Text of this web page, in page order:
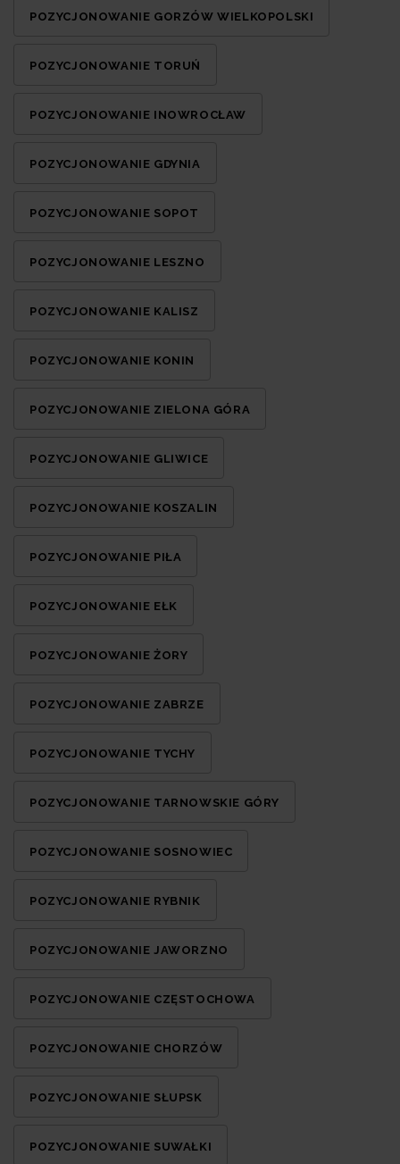
POZYCJONOWANIE GORZÓW WIELKOPOLSKI
POZYCJONOWANIE TORUŃ
POZYCJONOWANIE INOWROCŁAW
POZYCJONOWANIE GDYNIA
POZYCJONOWANIE SOPOT
POZYCJONOWANIE LESZNO
POZYCJONOWANIE KALISZ
POZYCJONOWANIE KONIN
POZYCJONOWANIE ZIELONA GÓRA
POZYCJONOWANIE GLIWICE
POZYCJONOWANIE KOSZALIN
POZYCJONOWANIE PIŁA
POZYCJONOWANIE EŁK
POZYCJONOWANIE ŻORY
POZYCJONOWANIE ZABRZE
POZYCJONOWANIE TYCHY
POZYCJONOWANIE TARNOWSKIE GÓRY
POZYCJONOWANIE SOSNOWIEC
POZYCJONOWANIE RYBNIK
POZYCJONOWANIE JAWORZNO
POZYCJONOWANIE CZĘSTOCHOWA
POZYCJONOWANIE CHORZÓW
POZYCJONOWANIE SŁUPSK
POZYCJONOWANIE SUWAŁKI